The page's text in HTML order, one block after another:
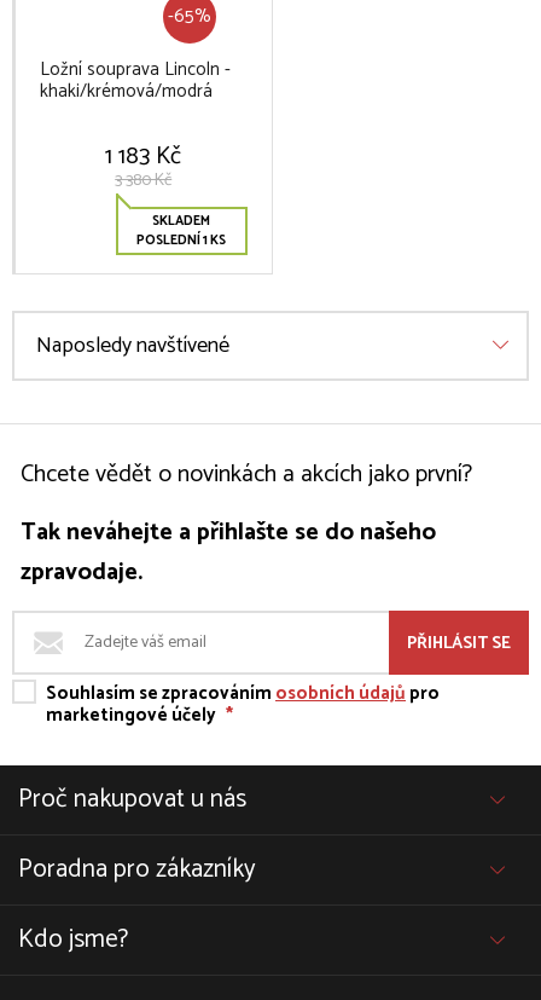
-65%
Ložní souprava Lincoln -
khaki/krémová/modrá
1 183 Kč
3 380 Kč
SKLADEM
POSLEDNÍ 1 KS
Naposledy navštívené
Chcete vědět o novinkách a akcích jako první?
Tak neváhejte a přihlašte se do našeho
zpravodaje.
PŘIHLÁSIT SE
Souhlasím se zpracovánímosobních údajůpro
marketingové účely *
Proč nakupovat u nás
Poradna pro zákazníky
Kdo jsme?